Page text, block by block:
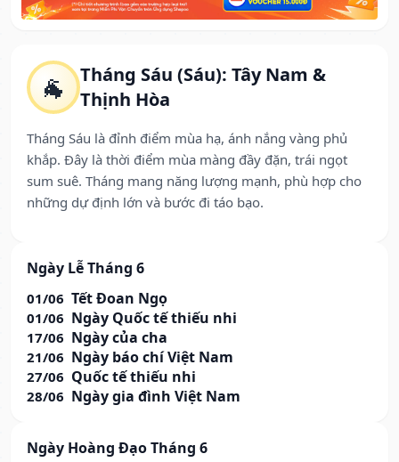
🐐
Tháng Sáu (Sáu): Tây Nam &
Thịnh Hòa
Tháng Sáu là đỉnh điểm mùa hạ, ánh nắng vàng phủ
khắp. Đây là thời điểm mùa màng đầy đặn, trái ngọt
sum suê. Tháng mang năng lượng mạnh, phù hợp cho
những dự định lớn và bước đi táo bạo.
Ngày Lễ Tháng 6
01/06 Tết Đoan Ngọ
01/06 Ngày Quốc tế thiếu nhi
17/06 Ngày của cha
21/06 Ngày báo chí Việt Nam
27/06 Quốc tế thiếu nhi
28/06 Ngày gia đình Việt Nam
Ngày Hoàng Đạo Tháng 6